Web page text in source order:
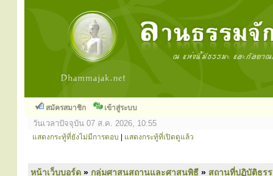
สมัครสมาชิก เข้าสู่ระบบ
วันเวลาปัจจุบัน 07 ส.ค. 2026, 10:55
แสดงกระทู้ที่ยังไม่มีการตอบ แสดงกระทู้ที่เปิดดูแล้ว
หน้าเว็บบอร์ด » กลุ่มศาสนสถานและศาสนพิธี » สถานที่ปฏิบัติธร